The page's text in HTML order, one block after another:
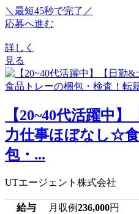
＼最短45秒で完了／
応募へ進む
詳しく
見る
【20~40代活躍中
力仕事ほぼなし☆
包・...
UTエージェント株式会社
給与 月収例236,000円